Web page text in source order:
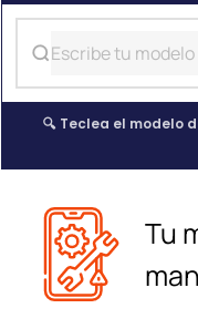
🔍 Teclea el modelo
Tu